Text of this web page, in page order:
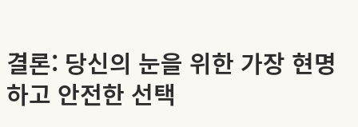
결론: 당신의 눈을 위한 가장 현명
하고 안전한 선택